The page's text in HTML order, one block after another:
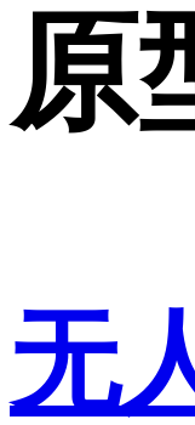
原
无